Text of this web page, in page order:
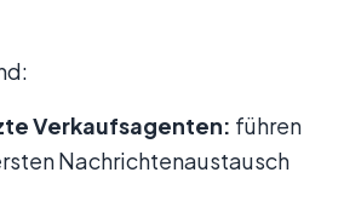
Verkaufsagenten: führen
Nachrichtenaustausch